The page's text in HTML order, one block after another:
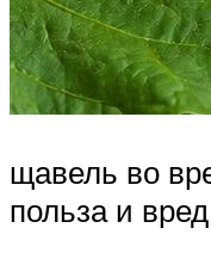
щавель во
польза и вред